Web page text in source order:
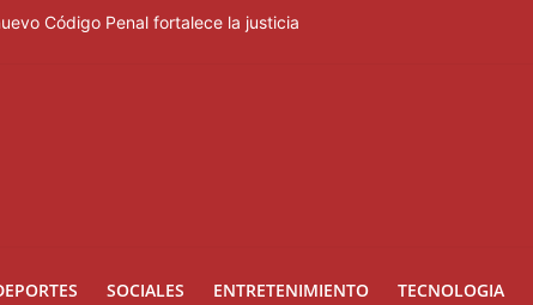
Código Penal fortalece la justicia
SOCIALES ENTRETENIMIENTO TECNOLOGIA